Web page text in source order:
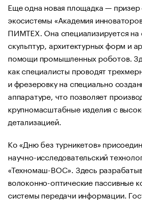
Еще одна новая площадка — призер
экосистемы «Академия
ПИМТЕХ. Она специализируется на
скульптур, архитектурных форм и
помощи промышленных роботов.
как специалисты проводят
и фрезеровку на специально
аппаратуре, что позволяет
крупномасштабные изделия с
детализацией.
Ко «Дню без турникетов»
научно-исследовательский
«Техномаш-ВОС». Здесь
волоконно-оптические пассивные
системы передачи информации.